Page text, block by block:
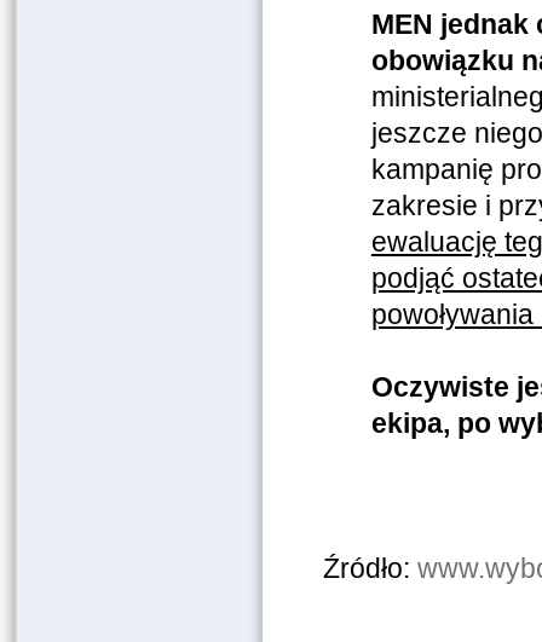
MEN
obowiązku
jeszcze
kampanię
zakresie i
ewaluację
podjąć
powoływania
Oczywiste
ekipa, po
Źródło: